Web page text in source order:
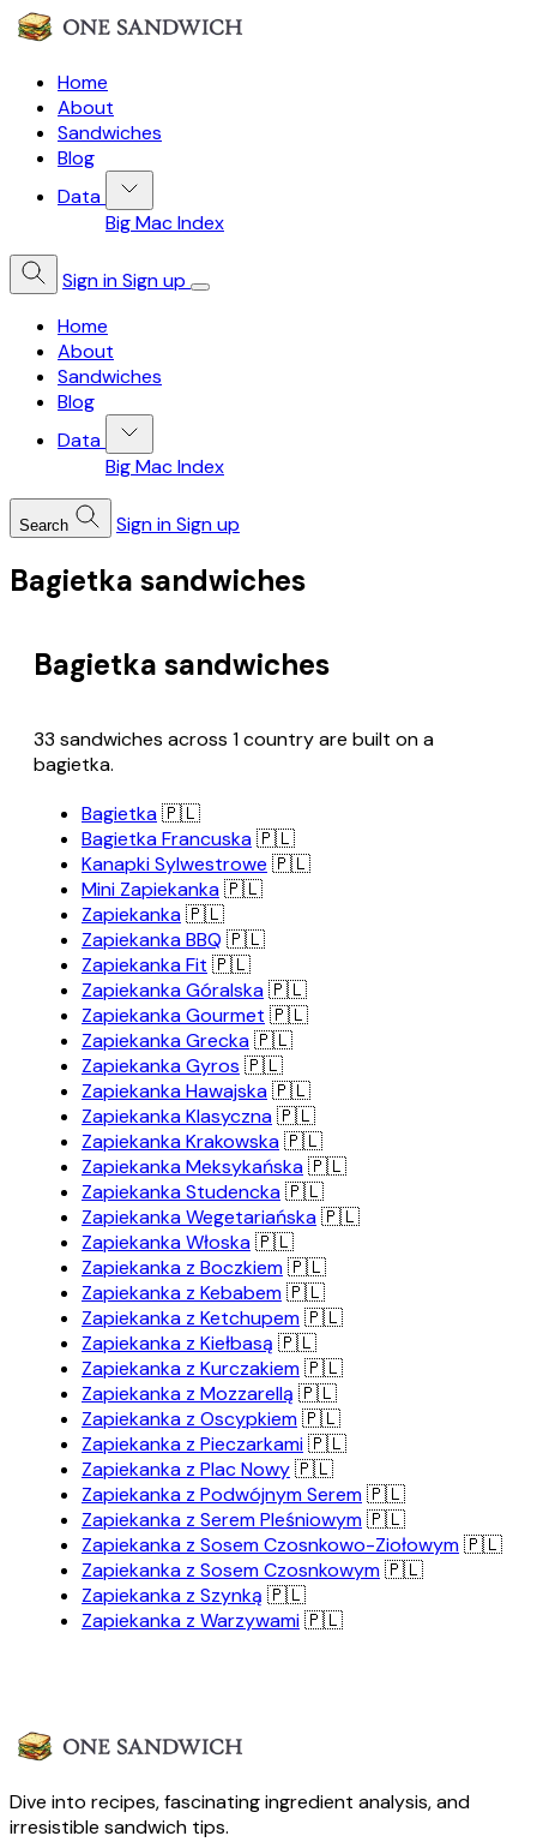
Home
About
Sandwiches
Blog
Data
Big Mac Index
Sign inSign up
Home
About
Sandwiches
Blog
Data
Big Mac Index
Search Sign inSign up
Bagietka sandwiches
Bagietka sandwiches
33 sandwiches across 1 country are built on a
bagietka.
Bagietka🇵🇱
Bagietka Francuska🇵🇱
Kanapki Sylwestrowe 🇵🇱
Mini Zapiekanka🇵🇱
Zapiekanka🇵🇱
Zapiekanka BBQ 🇵🇱
Zapiekanka Fit 🇵🇱
Zapiekanka Góralska🇵🇱
Zapiekanka Gourmet 🇵🇱
Zapiekanka Grecka🇵🇱
Zapiekanka Gyros 🇵🇱
Zapiekanka Hawajska🇵🇱
Zapiekanka Klasyczna🇵🇱
Zapiekanka Krakowska🇵🇱
Zapiekanka Meksykańska🇵🇱
Zapiekanka Studencka🇵🇱
Zapiekanka Wegetariańska🇵🇱
Zapiekanka Włoska🇵🇱
Zapiekanka z Boczkiem🇵🇱
Zapiekanka z Kebabem🇵🇱
Zapiekanka z Ketchupem🇵🇱
Zapiekanka z Kiełbasą 🇵🇱
Zapiekanka z Kurczakiem🇵🇱
Zapiekanka z Mozzarellą 🇵🇱
Zapiekanka z Oscypkiem🇵🇱
Zapiekanka z Pieczarkami🇵🇱
Zapiekanka z Plac Nowy🇵🇱
Zapiekanka z Podwójnym Serem🇵🇱
Zapiekanka z Serem Pleśniowym🇵🇱
Zapiekanka z Sosem Czosnkowo-Ziołowym🇵🇱
Zapiekanka z Sosem Czosnkowym🇵🇱
Zapiekanka z Szynką 🇵🇱
Zapiekanka z Warzywami🇵🇱
Dive into recipes, fascinating ingredient analysis, and
irresistible sandwich tips.